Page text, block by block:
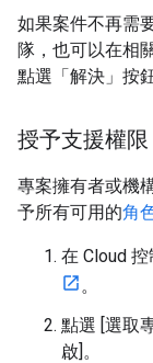
如果案件不再需
隊，也可以在相
點選「解決」按鈕
授予支援權限
專案擁有者或機
予所有可用的角
在 Cloud 控
。
點選 [選取
啟] 。